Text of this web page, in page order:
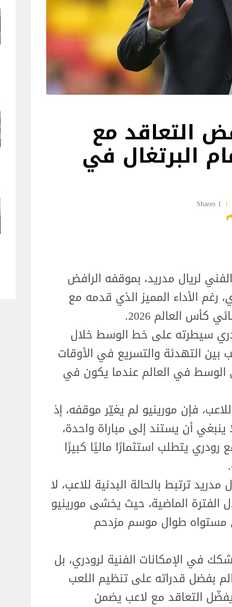
التعاقد مع
البرتغال في
1 Shares
لريال مدريد، بموقفه الرافض
رغم الأداء المميز الذي قدمه مع
العالم 2026.
سيطرته على خط الوسط خلال
بين التهدئة والتسريع في الأوقات
الوسط في العالم عندما يكون في
فإن مورينيو لم يغيّر موقفه، إذ
أن يستند إلى مباراة واحدة،
يتطلب استثمارًا ماليًا كبيرًا
ترتبط بالحالة البدنية للاعب، لا
الفترة الماضية، حيث يخشى مورينيو
مستواه طوال موسم مزدحم
في الإمكانات الفنية لرودري، بل
بفضل قدراته على تنظيم اللعب
يفضّل التعاقد مع لاعب يضمن